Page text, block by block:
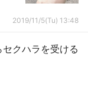
2019/11/5(Tu) 13:48
クハラを受ける